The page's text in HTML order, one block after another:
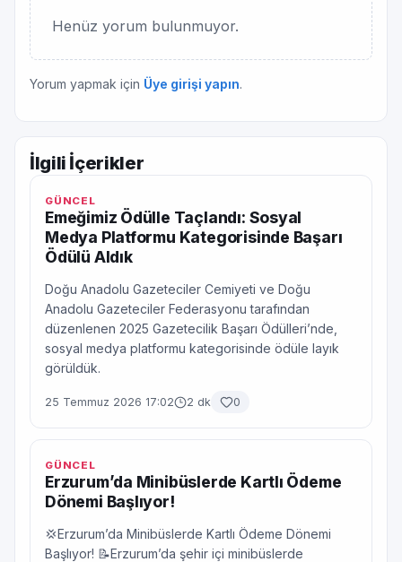
Henüz yorum bulunmuyor.
Yorum yapmak için Üye girişi yapın.
İlgili İçerikler
GÜNCEL
Emeğimiz Ödülle Taçlandı: Sosyal
Medya Platformu Kategorisinde Başarı
Ödülü Aldık
Doğu Anadolu Gazeteciler Cemiyeti ve Doğu
Anadolu Gazeteciler Federasyonu tarafından
düzenlenen 2025 Gazetecilik Başarı Ödülleri’nde,
sosyal medya platformu kategorisinde ödüle layık
görüldük.
25 Temmuz 2026 17:02 2 dk 0
GÜNCEL
Erzurum’da Minibüslerde Kartlı Ödeme
Dönemi Başlıyor!
💢Erzurum’da Minibüslerde Kartlı Ödeme Dönemi
Başlıyor! 📝Erzurum’da şehir içi minibüslerde